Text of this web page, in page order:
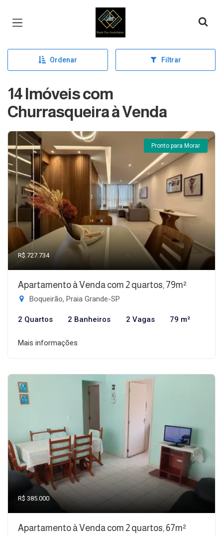
Página inicial
Ordenar Filtrar
14 Imóveis com
Churrasqueira à Venda
Pronto para Morar
R$ 727.734
Apartamento à Venda com 2 quartos, 79m²
Boqueirão, Praia Grande-SP
2 Quartos 2 Banheiros 2 Vagas 79 m²
Mais informações
R$ 385.000
Apartamento à Venda com 2 quartos, 67m²